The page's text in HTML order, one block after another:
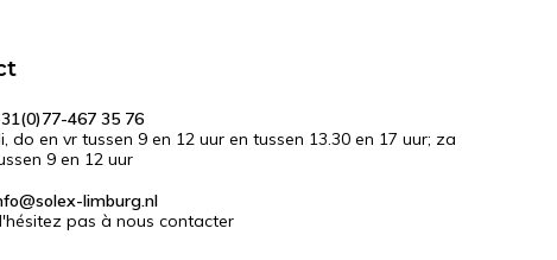
467 35 76
do en vr tussen 9 en 12 uur en tussen 13.30 en 17 uur; za
9 en 12 uur
limburg.nl
pas à nous contacter